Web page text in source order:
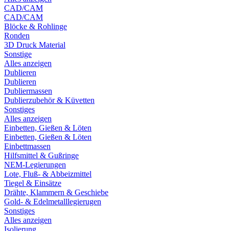
CAD/CAM
CAD/CAM
Blöcke & Rohlinge
Ronden
3D Druck Material
Sonstige
Alles anzeigen
Dublieren
Dublieren
Dubliermassen
Dublierzubehör & Küvetten
Sonstiges
Alles anzeigen
Einbetten, Gießen & Löten
Einbetten, Gießen & Löten
Einbettmassen
Hilfsmittel & Gußringe
NEM-Legierungen
Lote, Fluß- & Abbeizmittel
Tiegel & Einsätze
Drähte, Klammern & Geschiebe
Gold- & Edelmetalllegierugen
Sonstiges
Alles anzeigen
Isolierung